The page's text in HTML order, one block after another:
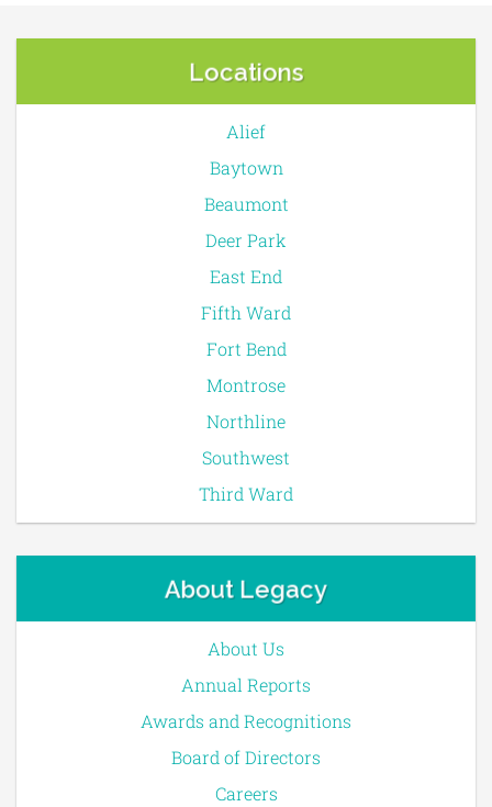
Locations
Alief
Baytown
Beaumont
Deer Park
East End
Fifth Ward
Fort Bend
Montrose
Northline
Southwest
Third Ward
About Legacy
About Us
Annual Reports
Awards and Recognitions
Board of Directors
Careers